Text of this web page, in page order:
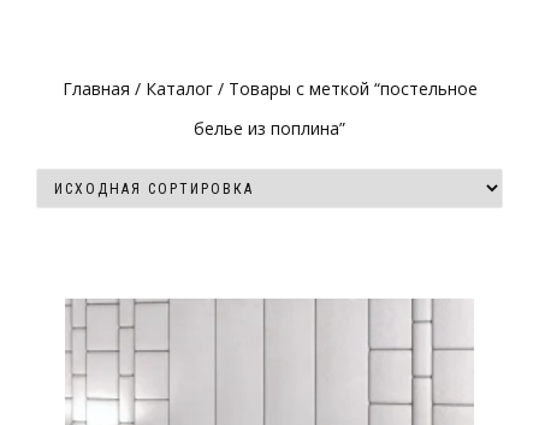
Главная / Каталог/ Товары с меткой “постельное
белье из поплина”